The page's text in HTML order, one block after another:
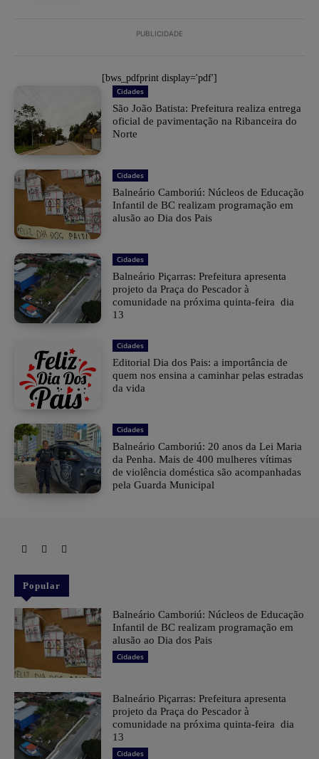
PUBLICIDADE
[bws_pdfprint display='pdf']
Cidades
São João Batista: Prefeitura realiza entrega
oficial de pavimentação na Ribanceira do
Norte
Cidades
Balneário Camboriú: Núcleos de Educação
Infantil de BC realizam programação em
alusão ao Dia dos Pais
Cidades
Balneário Piçarras: Prefeitura apresenta
projeto da Praça do Pescador à
comunidade na próxima quinta-feira dia
13
Cidades
Editorial Dia dos Pais: a importância de
quem nos ensina a caminhar pelas estradas
da vida
Cidades
Balneário Camboriú: 20 anos da Lei Maria
da Penha. Mais de 400 mulheres vítimas
de violência doméstica são acompanhadas
pela Guarda Municipal
Popular
Balneário Camboriú: Núcleos de Educação
Infantil de BC realizam programação em
alusão ao Dia dos Pais
Cidades
Balneário Piçarras: Prefeitura apresenta
projeto da Praça do Pescador à
comunidade na próxima quinta-feira dia
13
Cidades